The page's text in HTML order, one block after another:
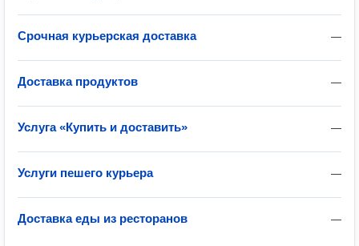
—
Срочная курьерская доставка
—
Доставка продуктов
—
Услуга «Купить и доставить»
—
Услуги пешего курьера
—
Доставка еды из ресторанов